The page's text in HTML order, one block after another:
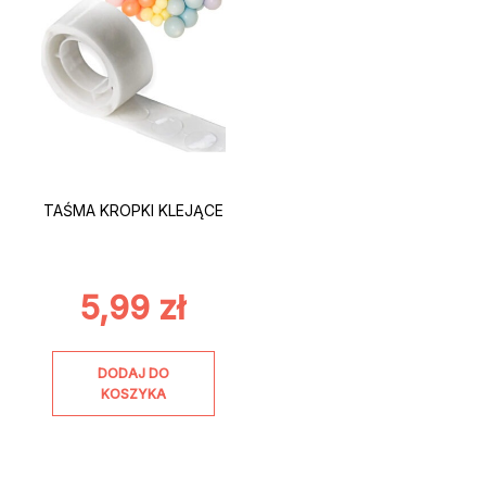
TAŚMA KROPKI KLEJĄCE
5,99 zł
DODAJ DO
KOSZYKA